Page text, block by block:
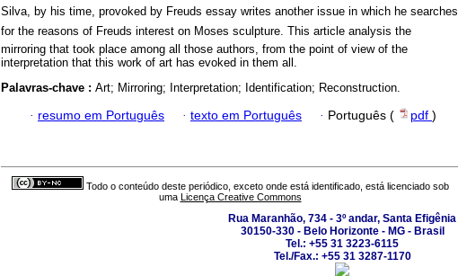
Silva, by his time, provoked by Freuds essay writes another issue in which he searches
for the reasons of Freuds interest on Moses sculpture. This article analysis the
mirroring that took place among all those authors, from the point of view of the
interpretation that this work of art has evoked in them all.
Palavras-chave : Art; Mirroring; Interpretation; Identification; Reconstruction.
· resumo em Português · texto em Português · Português ( pdf )
Todo o conteúdo deste periódico, exceto onde está identificado, está licenciado sob
uma Licença Creative Commons
Rua Maranhão, 734 - 3º andar, Santa Efigênia
30150-330 - Belo Horizonte - MG - Brasil
Tel.: +55 31 3223-6115
Tel./Fax.: +55 31 3287-1170